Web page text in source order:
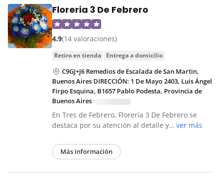
Floreria 3 De Febrero
4.9(14 valoraciones)
retiro en tienda entrega a domicilio
C9GJ+J6 Remedios de Escalada de San Martin,
Buenos Aires DIRECCIÓN: 1 De Mayo 2403, Luis Ángel
Firpo Esquina, B1657 Pablo Podesta, Provincia de
Buenos Aires ·
En Tres de Febrero, Florería 3 De Febrero se
destaca por su atención al detalle y… ver más
Más información